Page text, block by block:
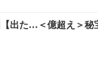
出た…＜億超え＞